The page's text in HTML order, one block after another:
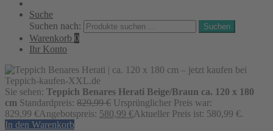
Suche
Suchen nach:
Suchen
Warenkorb 0
Ihr Konto
Sie sehen: Teppich Benares Herati Beige/Braun ca. 120 x 180
cm Standardpreis: 829,99€ Ursprünglicher Preis war:
829,99 €Angebotspreis: 580,99 €Aktueller Preis ist: 580,99 €.
In den Warenkorb